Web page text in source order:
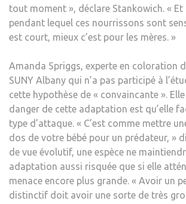
tout moment », déclare Stankowich. « Et
pendant lequel ces nourrissons sont
est court, mieux c’est pour les mères. »
Amanda Spriggs, experte en coloration
SUNY Albany qui n’a pas participé à
cette hypothèse de « convaincante ».
danger de cette adaptation est qu’elle
type d’attaque. « C’est comme mettre
dos de votre bébé pour un prédateur, »
de vue évolutif, une espèce ne
adaptation aussi risquée que si elle
menace encore plus grande. « Avoir un
distinctif doit avoir une sorte de très